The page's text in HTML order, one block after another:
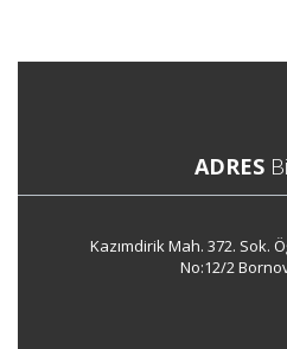
ADRES
Kazımdirik Mah. 372. Sok.
No:12/2